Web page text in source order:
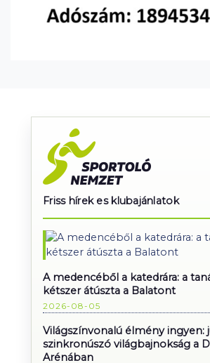
Friss hírek es klubajánlatok
A medencéből a katedrára: a
kétszer átúszta a Balatont
2026-08-05
Világszínvonalú élmény ingyen:
szinkronúszó világbajnokság a
Arénában